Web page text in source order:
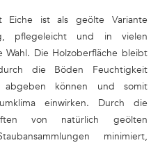
Eiche ist als geölte Variante
pflegeleicht und in vielen
Wahl. Die Holzoberfläche bleibt
die Böden Feuchtigkeit
abgeben können und somit
einwirken. Durch die
von natürlich geölten
minimiert,